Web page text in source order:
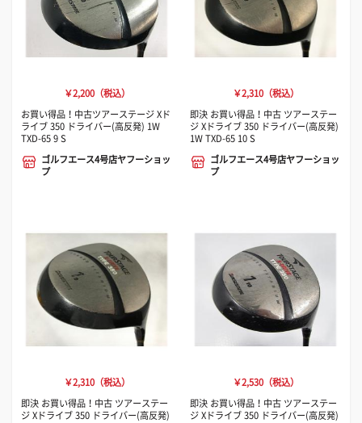
￥2,200（税込）
お買い得品！中古ツアーステージ Xド
ライブ 350 ドライバー(高反発) 1W
TXD-65 9 S
ゴルフエース4号店ヤフーショッ
プ
￥2,310（税込）
即決 お買い得品！中古 ツアーステー
ジ Xドライブ 350 ドライバー(高反発)
1W TXD-65 10 S
ゴルフエース4号店ヤフーショッ
プ
￥2,310（税込）
即決 お買い得品！中古 ツアーステー
ジ Xドライブ 350 ドライバー(高反発)
￥2,530（税込）
即決 お買い得品！中古 ツアーステー
ジ Xドライブ 350 ドライバー(高反発)